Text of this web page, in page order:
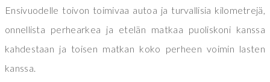
Ensivuodelle toivon toimivaa autoa ja turvallisia kilometrejä,
onnellista perhearkea ja etelän matkaa puoliskoni kanssa
kahdestaan ja toisen matkan koko perheen voimin lasten
kanssa.